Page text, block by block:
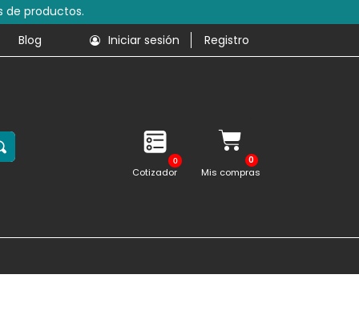
de productos.
Blog Iniciar sesión Registro
0
Cotizador Mis compras